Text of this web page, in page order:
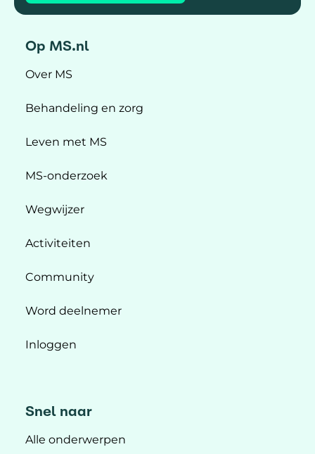
Op MS.nl
Over MS
Behandeling en zorg
Leven met MS
MS-onderzoek
Wegwijzer
Activiteiten
Community
Word deelnemer
Inloggen
Snel naar
Alle onderwerpen